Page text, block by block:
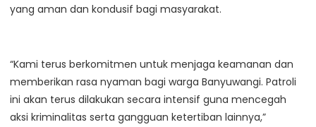
yang aman dan kondusif bagi masyarakat.
“Kami terus berkomitmen untuk menjaga keamanan dan
memberikan rasa nyaman bagi warga Banyuwangi. Patroli
ini akan terus dilakukan secara intensif guna mencegah
aksi kriminalitas serta gangguan ketertiban lainnya,”